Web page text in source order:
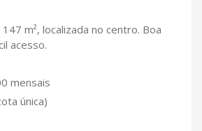
m², localizada no centro. Boa
acesso.
mensais
única)